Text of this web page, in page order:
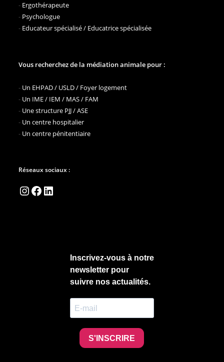
- Ergothérapeute
- Psychologue
- Educateur spécialisé / Educatrice spécialisée
Vous recherchez de la médiation animale pour :
- Un EHPAD / USLD / Foyer logement
- Un IME / IEM / MAS / FAM
- Une structure PJJ / ASE
- Un centre hospitalier
- Un centre pénitentiaire
Réseaux sociaux :
Instagram
Facebook
LinkedIn